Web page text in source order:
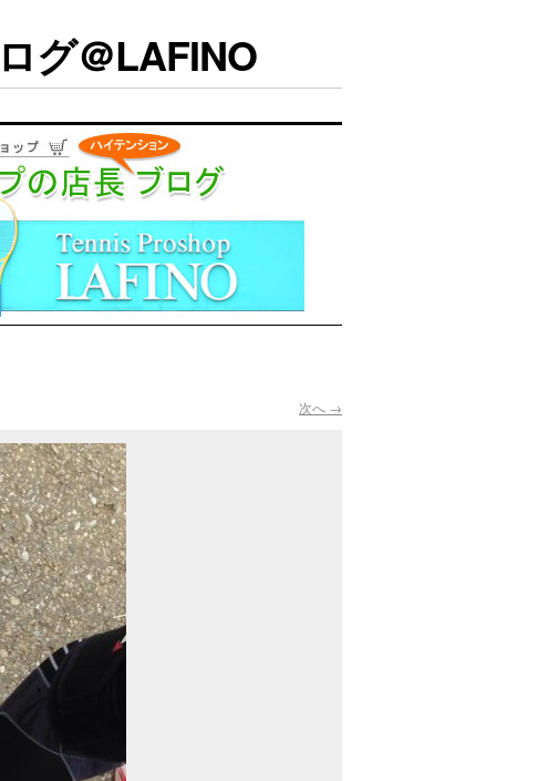
グ＠LAFINO
次へ →